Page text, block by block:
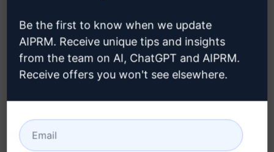
Potenziamento SEO video per
classificare video YT
Ideation Prompts
attraverso tecniche di ottimizzazione dei motori di
ricerca...
Be the first to know when we update
AIPRM. Receive unique tips and insights
from the team on AI, ChatGPT and AIPRM.
Receive offers you won't see elsewhere.